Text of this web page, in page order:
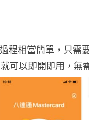
程相當簡單，只需
可以即開即用，無